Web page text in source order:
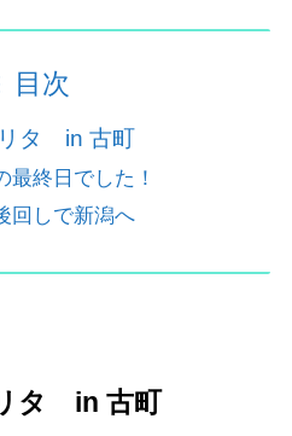
目次
タ in 古町
最終日でした！
回しで新潟へ
タ in 古町